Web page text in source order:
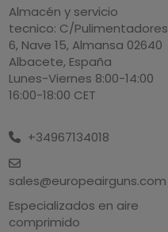
Almacén y servicio
tecnico: C/Pulimentadores
6, Nave 15, Almansa 02640
Albacete, España
Lunes-Viernes 8:00-14:00
16:00-18:00 CET
+34967134018
sales@europeairguns.com
Especializados en aire
comprimido